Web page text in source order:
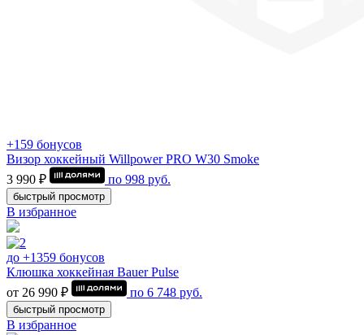
+159 бонусов
Визор хоккейный Willpower PRO W30 Smoke
3 990 ₽
по 998 руб.
быстрый просмотр
В избранное
до +1359 бонусов
Клюшка хоккейная Bauer Pulse
от 26 990 ₽
по 6 748 руб.
быстрый просмотр
В избранное